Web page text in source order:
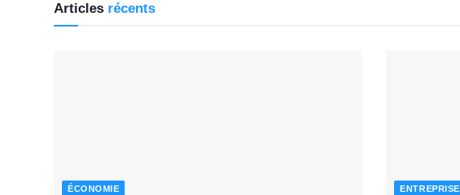
Articles récents
ÉCONOMIE ENTREPRISE